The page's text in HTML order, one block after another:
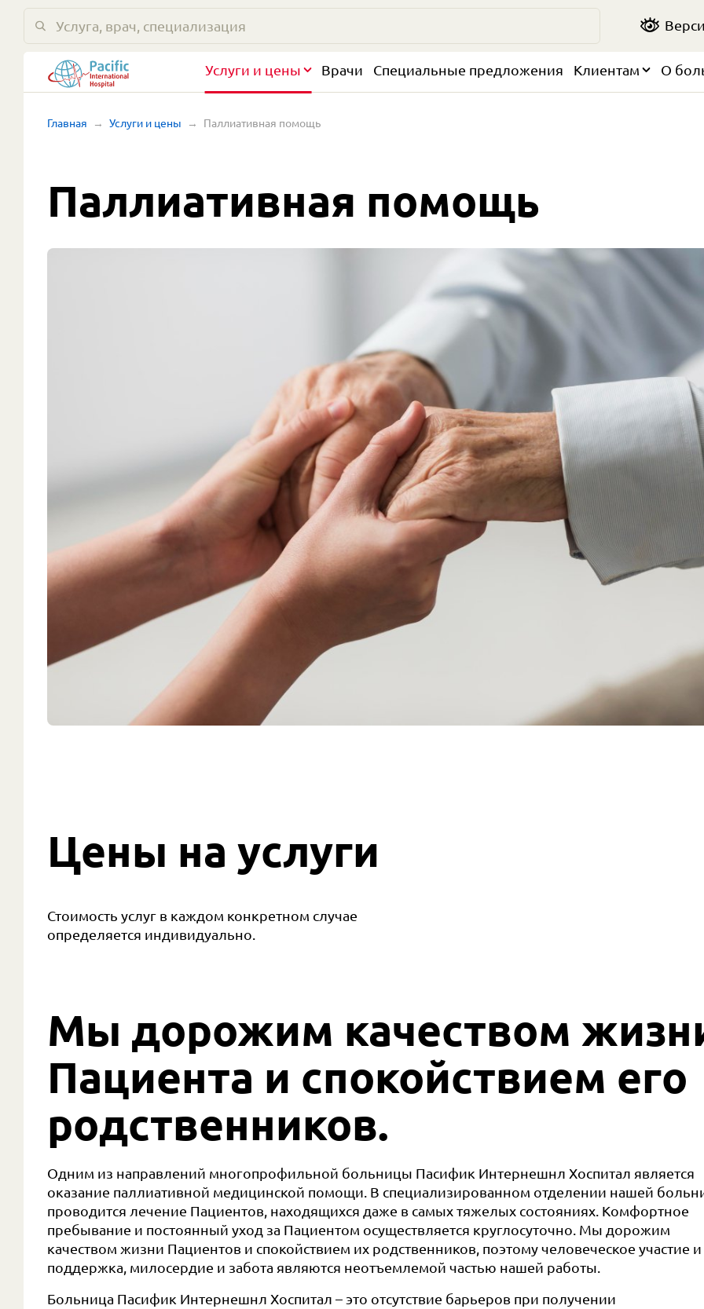
Услуги и цены Врачи Специальные предложения Клиентам О
Главная Услуги и цены Паллиативная помощь
Паллиативная помощь
Цены на услуги
Стоимость услуг в каждом конкретном случае
определяется индивидуально.
Мы дорожим качеством
Пациента и спокойствием его
родственников.
Одним из направлений многопрофильной больницы Пасифик Интернешнл Хоспитал является
оказание паллиативной медицинской помощи. В специализированном отделении нашей
проводится лечение Пациентов, находящихся даже в самых тяжелых состояниях. Комфортное
пребывание и постоянный уход за Пациентом осуществляется круглосуточно. Мы дорожим
качеством жизни Пациентов и спокойствием их родственников, поэтому человеческое участие и
поддержка, милосердие и забота являются неотъемлемой частью нашей работы.
Больница Пасифик Интернешнл Хоспитал – это отсутствие барьеров при получении